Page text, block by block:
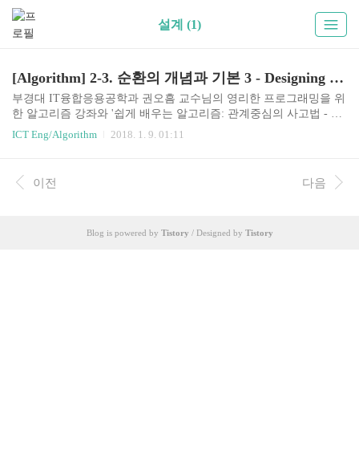
설계 (1)
[Algorithm] 2-3. 순환의 개념과 기본 3 - Designing Recursion
부경대 IT융합응용공학과 권오흠 교수님의 영리한 프로그래밍을 위
한 알고리즘 강좌와 '쉽게 배우는 알고리즘: 관계중심의 사고법 - 문
병로'등을 통한 알고리즘 학습 강좌 링크2-3. 순환(Recursion)의 개념
과 기본 예제 3Designing Recursion - 순환 알고리즘의 설계순환적 알
가 있어야 함모든 case는 결국 base case로 수렴해야 함ex - 가장 단순
한 경우 if ( ... ) { //basecase } else { //recursion }암시적(implicit) 매개
ICT Eng/Algorithm 2018. 1. 9. 01:11
이전 다음
Blog is powered by Tistory / Designed by Tistory